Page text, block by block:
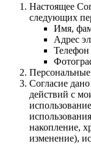
Настоящее
следующих
Имя,
Адрес
Телефон
Согласие
действий с
накопление,
изменение),